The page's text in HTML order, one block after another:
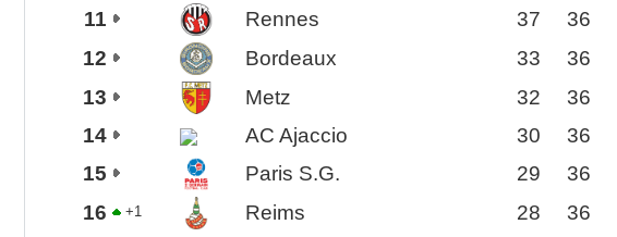
11
Rennes 37 36
12
Bordeaux 33 36
13
Metz 32 36
14
AC Ajaccio 30 36
15
Paris S.G. 29 36
16
+1 Reims 28 36